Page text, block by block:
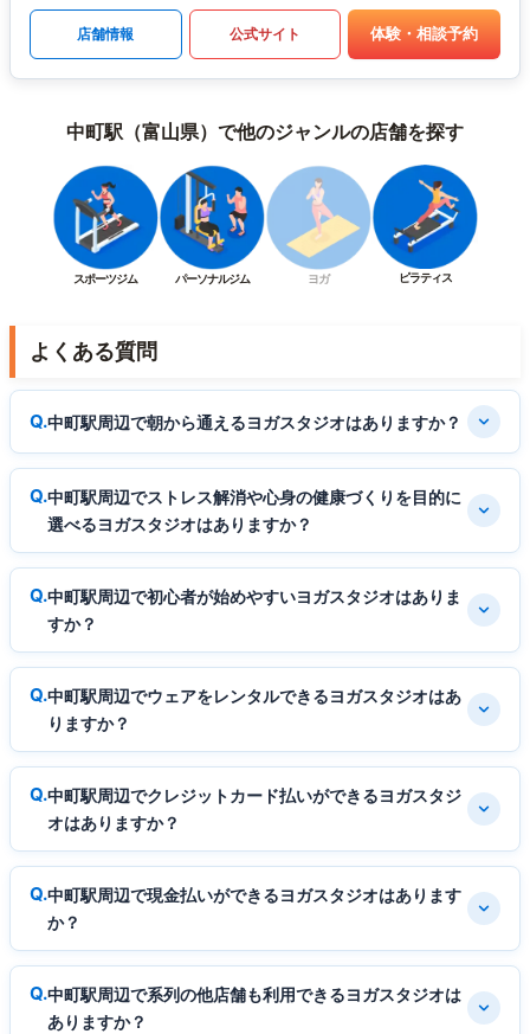
店舗情報 公式サイト 体験・相談予約
中町駅（富山県）で他のジャンルの店舗を探す
スポーツジム パーソナルジム ヨガ ピラティス
よくある質問
中町駅周辺で朝から通えるヨガスタジオはありますか？
中町駅周辺でストレス解消や心身の健康づくりを目的に
選べるヨガスタジオはありますか？
中町駅周辺で初心者が始めやすいヨガスタジオはありま
すか？
中町駅周辺でウェアをレンタルできるヨガスタジオはあ
りますか？
中町駅周辺でクレジットカード払いができるヨガスタジ
オはありますか？
中町駅周辺で現金払いができるヨガスタジオはあります
か？
中町駅周辺で系列の他店舗も利用できるヨガスタジオは
ありますか？